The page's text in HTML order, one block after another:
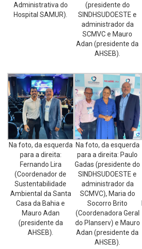
Administrativa do
Hospital SAMUR).
(presidente do
SINDHSUDOESTE e
administrador da
SCMVC e Mauro
Adan (presidente da
AHSEB).
Na foto, da esquerda
para a direita:
Fernando Lira
(Coordenador de
Sustentabilidade
Ambiental da Santa
Casa da Bahia e
Mauro Adan
(presidente da
AHSEB).
Na foto, da esquerda
para a direita: Paulo
Gadas (presidente do
SINDHSUDOESTE e
administrador da
SCMVC), Maria do
Socorro Brito
(Coordenadora Geral
do Planserv) e Mauro
Adan (presidente da
AHSEB).